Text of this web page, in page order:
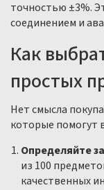
точностью ±3%.
соединением и
Как
простых
Нет смысла
которые помогут
Определяйте
из 100
качественных